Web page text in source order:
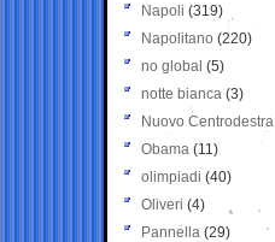
Napoli (319)
Napolitano (220)
no global (5)
notte bianca (3)
Nuovo Centrodestra
Obama (11)
olimpiadi (40)
Oliveri (4)
Pannella (29)